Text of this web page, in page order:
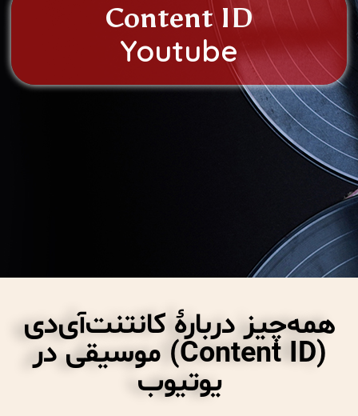
Content ID
Youtube
همه‌چیز دربارهٔ کانتنت‌آی‌دی
(Content ID) موسیقی در
یوتیوب